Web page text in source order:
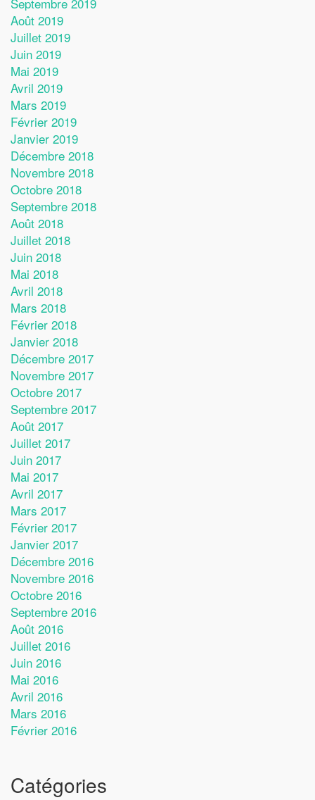
Août 2019
Juillet 2019
Juin 2019
Mai 2019
Avril 2019
Mars 2019
Février 2019
Janvier 2019
Décembre 2018
Novembre 2018
Octobre 2018
Septembre 2018
Août 2018
Juillet 2018
Juin 2018
Mai 2018
Avril 2018
Mars 2018
Février 2018
Janvier 2018
Décembre 2017
Novembre 2017
Octobre 2017
Septembre 2017
Août 2017
Juillet 2017
Juin 2017
Mai 2017
Avril 2017
Mars 2017
Février 2017
Janvier 2017
Décembre 2016
Novembre 2016
Octobre 2016
Septembre 2016
Août 2016
Juillet 2016
Juin 2016
Mai 2016
Avril 2016
Mars 2016
Février 2016
Catégories